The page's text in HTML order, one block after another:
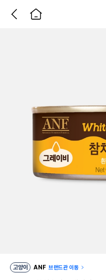
고양이 ANF 브랜드관 이동